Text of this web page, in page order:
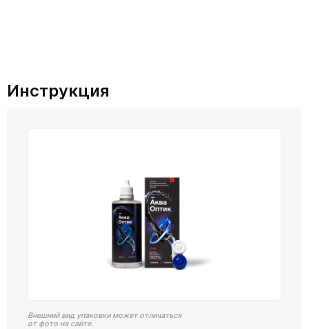
Инструкция
Внешний вид упаковки может отличаться
от фото на сайте.